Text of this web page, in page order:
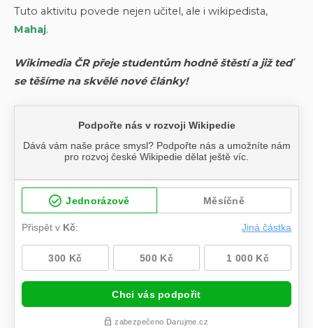
Tuto aktivitu povede nejen učitel, ale i wikipedista,
Mahaj.
Wikimedia ČR přeje studentům hodně štěstí a již teď
se těšíme na skvělé nové články!